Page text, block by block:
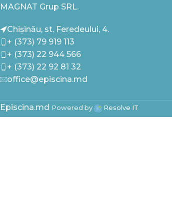
MAGNAT Grup SRL.
Chișinău, st. Feredeului, 4.
+ (373) 79 919 113
+ (373) 22 944 566
+ (373) 22 92 81 32
office@episcina.md
Episcina.md Powered by Resolve IT